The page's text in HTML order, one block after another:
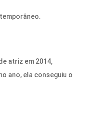
atriz em 2014,
ano, ela conseguiu o